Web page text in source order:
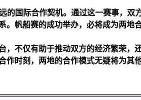
的国际合作契机。通过这一赛事，双
。帆船赛的成功举办，必将成为两地
，不仅有助于推动双方的经济繁荣，
作时刻，两地的合作模式无疑将为其